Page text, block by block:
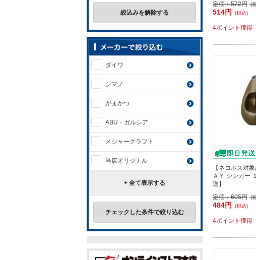
定価：572円 (
514円 (税込)
4ポイント獲得
【ネコポス対
ＡＹ シンカー
送】
定価：605円 (
484円 (税込)
4ポイント獲得
絞込みを解除する
ダイワ
シマノ
がまかつ
ABU・ガルシア
メジャークラフト
当店オリジナル
+ 全て表示する
チェックした条件で絞り込む